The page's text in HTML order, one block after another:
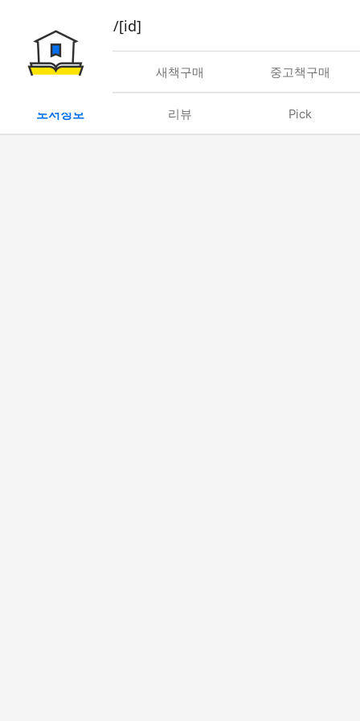
book/rent/[id]
대여 새책구매 중고책구매
도서정보 리뷰 Pick